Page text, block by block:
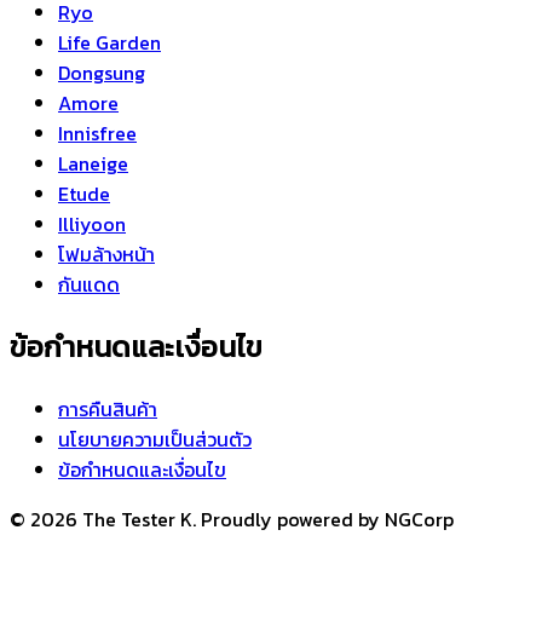
Ryo
Life Garden
Dongsung
Amore
Innisfree
Laneige
Etude
Illiyoon
โฟมล้างหน้า
กันแดด
ข้อกำหนดและเงื่อนไข
การคืนสินค้า
นโยบายความเป็นส่วนตัว
ข้อกำหนดและเงื่อนไข
© 2026 The Tester K. Proudly powered by NGCorp